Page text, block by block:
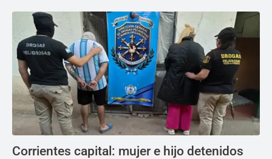
Corrientes capital: mujer e hijo detenidos